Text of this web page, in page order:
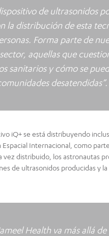
de ultrasonidos
la distribución de esta
Forma parte de
aquellas que
sanitarios y cómo se
desatendidas”.
iQ+ se está distribuyendo
Internacional, como
vez distribuido, los astronautas
de ultrasonidos producidas y
Health va más allá